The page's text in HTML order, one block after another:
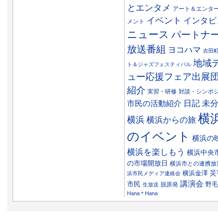
とエンタメ アート＆エンタ
メント
イベント インタ
ニュース パートナ
放送番組 ヨコハマ 吉田
ト＆ジャズフェスティバル 地域
ュー応援フェア出展
紹介 実習・研修 対談・シンポ
市民の活動紹介 日記 未
横浜 横浜からの旅 横
のイベント
横浜の
横浜を楽しもう 横浜中央
の市場開放日 横浜市との連携放
浜市民メディア連絡会 横浜金澤
市民 生放送 脱原発 講演会 野毛
Hana＊Hana